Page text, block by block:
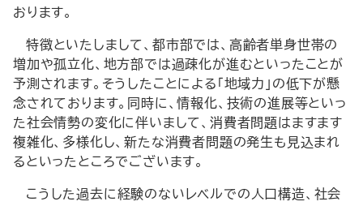
おります。
特徴といたしまして、都市部では、高齢者単身世帯の
増加や孤立化、地方部では過疎化が進むといったことが
予測されます。そうしたことによる「地域力」の低下が懸
念されております。同時に、情報化、技術の進展等といっ
た社会情勢の変化に伴いまして、消費者問題はますます
複雑化、多様化し、新たな消費者問題の発生も見込まれ
るといったところでございます。
こうした過去に経験のないレベルでの人口構造、社会